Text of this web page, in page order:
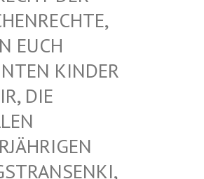
D
E
KINDER V
DIE I
M
Z
W